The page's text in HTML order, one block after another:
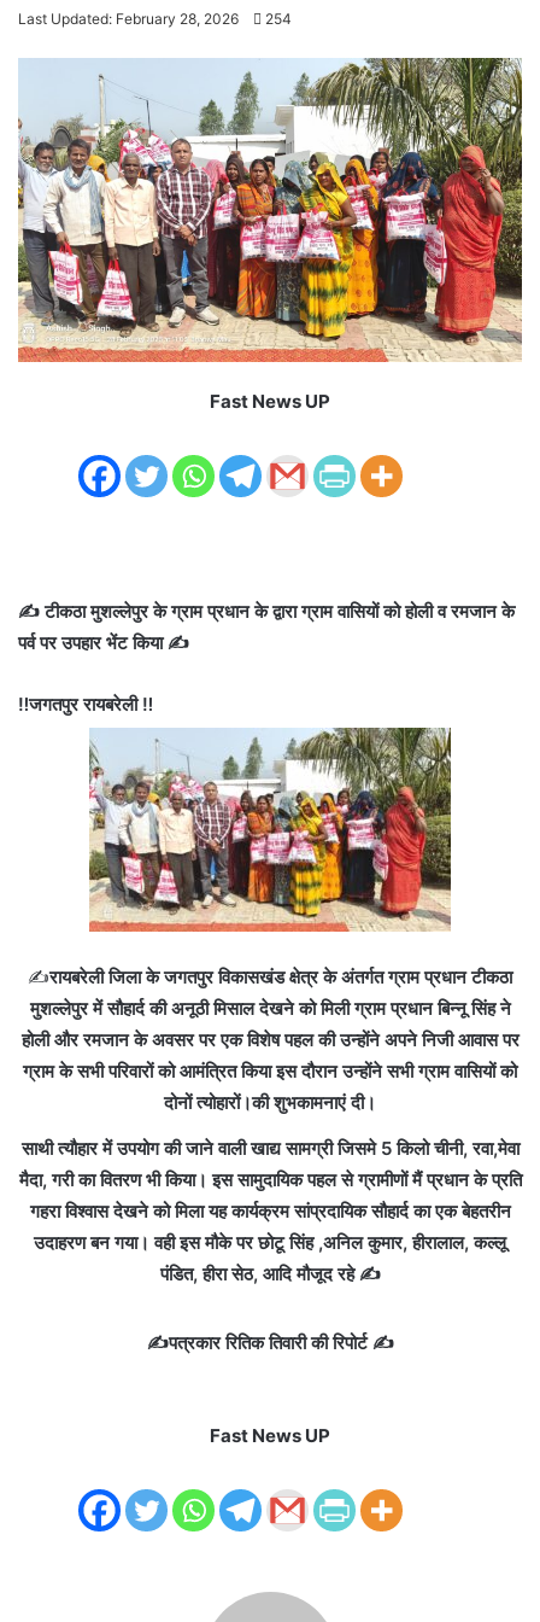
Last Updated: February 28, 2026 254
Fast News UP
✍️ टीकठा मुशल्लेपुर के ग्राम प्रधान के द्वारा ग्राम वासियों को होली व रमजान के
पर्व पर उपहार भेंट किया ✍️
‼️जगतपुर रायबरेली ‼️
✍️रायबरेली जिला के जगतपुर विकासखंड क्षेत्र के अंतर्गत ग्राम प्रधान टीकठा
मुशल्लेपुर में सौहार्द की अनूठी मिसाल देखने को मिली ग्राम प्रधान बिन्नू सिंह ने
होली और रमजान के अवसर पर एक विशेष पहल की उन्होंने अपने निजी आवास पर
ग्राम के सभी परिवारों को आमंत्रित किया इस दौरान उन्होंने सभी ग्राम वासियों को
दोनों त्योहारों।की शुभकामनाएं दी।
साथी त्यौहार में उपयोग की जाने वाली खाद्य सामग्री जिसमे 5 किलो चीनी, रवा,मेवा
मैदा, गरी का वितरण भी किया। इस सामुदायिक पहल से ग्रामीणों मैं प्रधान के प्रति
गहरा विश्वास देखने को मिला यह कार्यक्रम सांप्रदायिक सौहार्द का एक बेहतरीन
उदाहरण बन गया। वही इस मौके पर छोटू सिंह ,अनिल कुमार, हीरालाल, कल्लू
पंडित, हीरा सेठ, आदि मौजूद रहे ✍️
✍️पत्रकार रितिक तिवारी की रिपोर्ट ✍️
Fast News UP